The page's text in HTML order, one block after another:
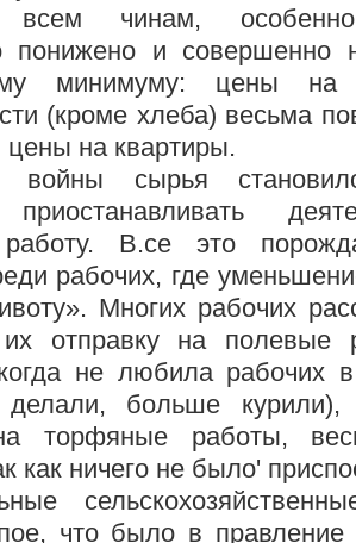
всем чинам,
понижено и совершенно
минимуму: цены на
(кроме хлеба) весьма
на квартиры.
войны сырья
В.се это
рабочих, где
Многих рабочих
их отправку на полевые
не любила рабочих в
делали, больше курили),
торфяные работы,
как ничего не было'
что было в